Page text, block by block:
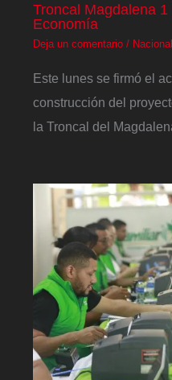
Troncal Magdalena
Economía
Deja un comentario / Nacional
Este lunes se firmó el
construcción del
la Troncal del